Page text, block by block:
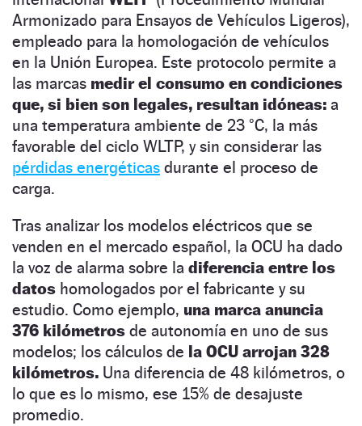
Armonizado para Ensayos de Vehículos Ligeros),
empleado para la homologación de vehículos
en la Unión Europea. Este protocolo permite a
las marcas medir el consumo en condiciones
que, si bien son legales, resultan idóneas: a
una temperatura ambiente de 23 °C, la más
favorable del ciclo WLTP, y sin considerar las
pérdidas energéticas durante el proceso de
carga.
Tras analizar los modelos eléctricos que se
venden en el mercado español, la OCU ha dado
la voz de alarma sobre la diferencia entre los
datos homologados por el fabricante y su
estudio. Como ejemplo, una marca anuncia
376 kilómetros de autonomía en uno de sus
modelos; los cálculos de la OCU arrojan 328
kilómetros. Una diferencia de 48 kilómetros, o
lo que es lo mismo, ese 15% de desajuste
promedio.